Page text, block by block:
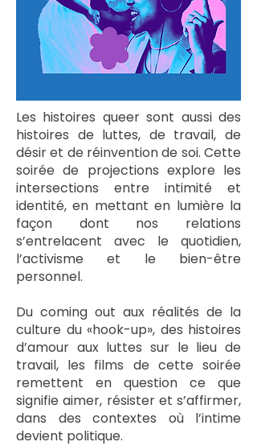
Les histoires queer sont aussi des
histoires de luttes, de travail, de
désir et de réinvention de soi. Cette
soirée de projections explore les
intersections entre intimité et
identité, en mettant en lumière la
façon dont nos relations
s’entrelacent avec le quotidien,
l’activisme et le bien-être
personnel.
Du coming out aux réalités de la
culture du «hook-up», des histoires
d’amour aux luttes sur le lieu de
travail, les films de cette soirée
remettent en question ce que
signifie aimer, résister et s’affirmer,
dans des contextes où l’intime
devient politique.